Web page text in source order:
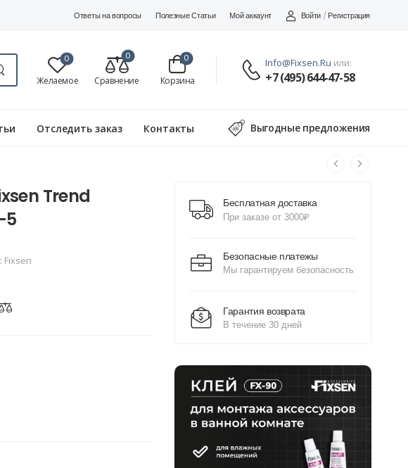
Ответы на вопросы Полезные Статьи Мой аккаунт Войти / Регистрация
0
Желаемое
0
Сравнение Корзина
0 Info@fixsen.ru или:
+7 (495) 644-47-58
Отследить заказ Контакты Выгодные предложения
Бесплатная доставка
При заказе от 3000₽
Безопасные платежы
Мы гарантируем безопасность
Гарантия возврата
В течение 30 дней
Trend
5
Fixsen